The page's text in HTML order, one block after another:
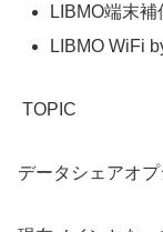
LIBMO端末補
LIBMO WiFi
TOPIC
データシェアオ